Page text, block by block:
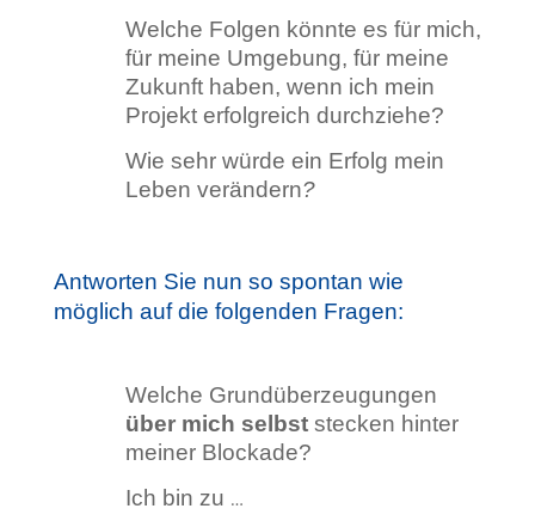
Welche Folgen könnte es für mich,
für meine Umgebung, für meine
Zukunft haben, wenn ich mein
Projekt erfolgreich durchziehe?
Wie sehr würde ein Erfolg mein
Leben verändern?
Antworten Sie nun so spontan wie
möglich auf die folgenden Fragen:
Welche Grundüberzeugungen
über mich selbststecken hinter
meiner Blockade?
Ich bin zu …